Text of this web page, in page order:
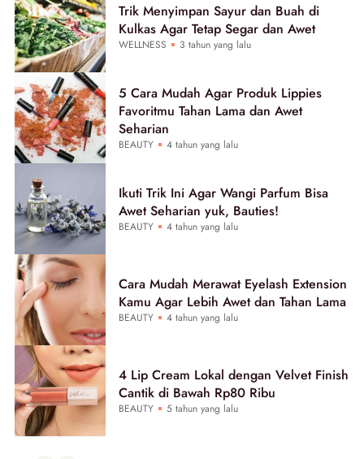
Trik Menyimpan Sayur dan Buah di
Kulkas Agar Tetap Segar dan Awet
WELLNESS 3 tahun yang lalu
5 Cara Mudah Agar Produk Lippies
Favoritmu Tahan Lama dan Awet
Seharian
BEAUTY 4 tahun yang lalu
Ikuti Trik Ini Agar Wangi Parfum Bisa
Awet Seharian yuk, Bauties!
BEAUTY 4 tahun yang lalu
Cara Mudah Merawat Eyelash Extension
Kamu Agar Lebih Awet dan Tahan Lama
BEAUTY 4 tahun yang lalu
4 Lip Cream Lokal dengan Velvet Finish
Cantik di Bawah Rp80 Ribu
BEAUTY 5 tahun yang lalu